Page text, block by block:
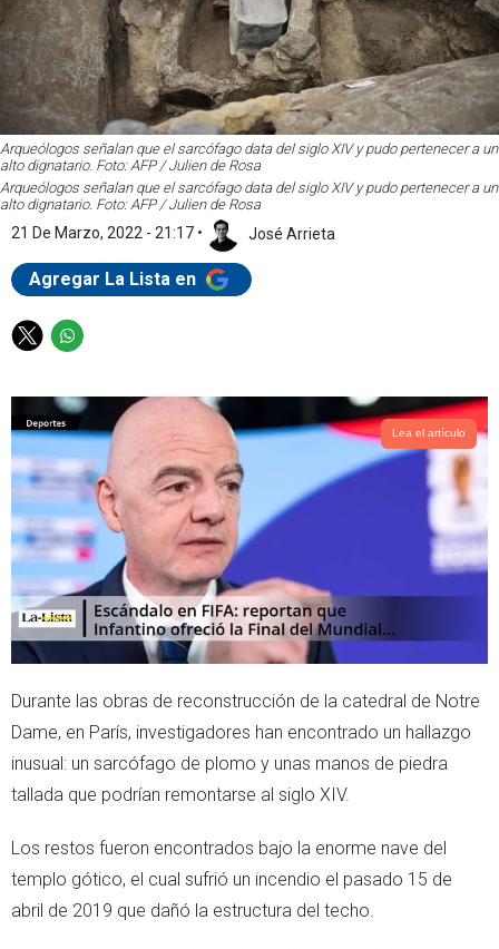
Arqueólogos señalan que el sarcófago data del siglo XIV y pudo pertenecer a un
alto dignatario. Foto: AFP / Julien de Rosa
Arqueólogos señalan que el sarcófago data del siglo XIV y pudo pertenecer a un
alto dignatario. Foto: AFP / Julien de Rosa
21 De Marzo, 2022 - 21:17 • José Arrieta
Agregar La Lista en
T
i
t
t
e
r
W
a
t
s
a
p
p
Lea el artículo
Durante las obras de reconstrucción de la catedral de Notre
Dame, en París, investigadores han encontrado un hallazgo
inusual: un sarcófago de plomo y unas manos de piedra
tallada que podrían remontarse al siglo XIV.
Los restos fueron encontrados bajo la enorme nave del
templo gótico, el cual sufrió un incendio el pasado 15 de
abril de 2019 que dañó la estructura del techo.